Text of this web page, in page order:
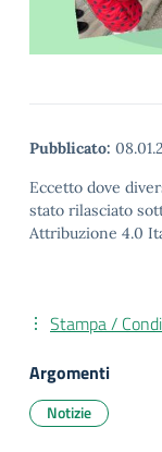
Pubblicato:
Eccetto dove
stato rilasciato
Attribuzione 4.0
Stampa /
Argomenti
Notizie